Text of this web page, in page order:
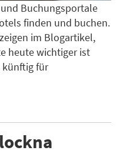
und Buchungsportale
finden und buchen.
im Blogartikel,
heute wichtiger ist
künftig für